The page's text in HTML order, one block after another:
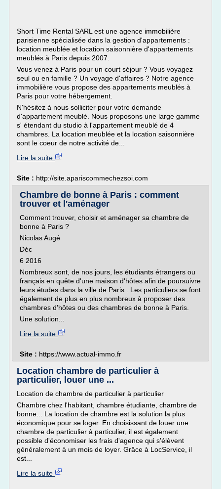
Short Time Rental SARL est une agence immobilière
parisienne spécialisée dans la gestion d'appartements :
location meublée et location saisonnière d'appartements
meublés à Paris depuis 2007.
Vous venez à Paris pour un court séjour ? Vous voyagez
seul ou en famille ? Un voyage d'affaires ? Notre agence
immobilière vous propose des appartements meublés à
Paris pour votre hébergement.
N'hésitez à nous solliciter pour votre demande
d'appartement meublé. Nous proposons une large gamme
s' étendant du studio à l'appartement meublé de 4
chambres. La location meublée et la location saisonnière
sont le coeur de notre activité de...
Lire la suite
Site : http://site.apariscommechezsoi.com
Chambre de bonne à Paris : comment
trouver et l'aménager
Comment trouver, choisir et aménager sa chambre de
bonne à Paris ?
Nicolas Augé
Déc
6 2016
Nombreux sont, de nos jours, les étudiants étrangers ou
français en quête d'une maison d'hôtes afin de poursuivre
leurs études dans la ville de Paris . Les particuliers se font
également de plus en plus nombreux à proposer des
chambres d'hôtes ou des chambres de bonne à Paris.
Une solution...
Lire la suite
Site : https://www.actual-immo.fr
Location chambre de particulier à
particulier, louer une ...
Location de chambre de particulier à particulier
Chambre chez l'habitant, chambre étudiante, chambre de
bonne... La location de chambre est la solution la plus
économique pour se loger. En choisissant de louer une
chambre de particulier à particulier, il est également
possible d'économiser les frais d'agence qui s'élèvent
généralement à un mois de loyer. Grâce à LocService, il
est...
Lire la suite